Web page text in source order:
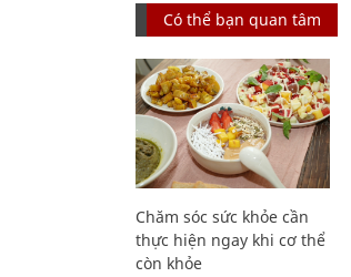
Có thể bạn quan tâm
Chăm sóc sức khỏe cần
thực hiện ngay khi cơ thể
còn khỏe